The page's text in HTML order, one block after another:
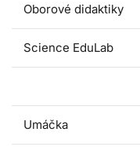
Oborové didaktiky
Science EduLab
Umáčka